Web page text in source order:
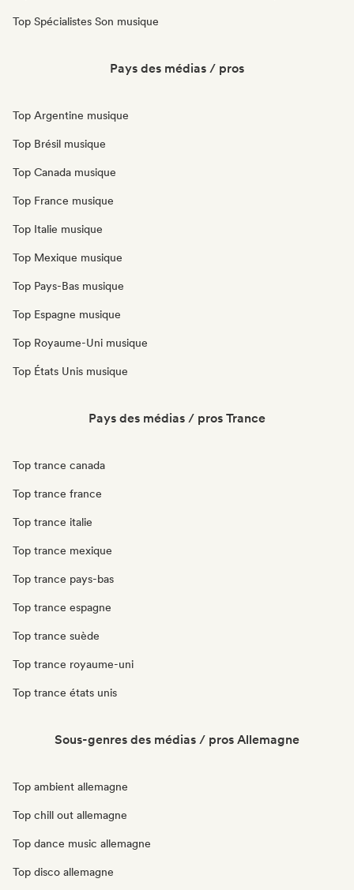
Top Spécialistes Son musique
Pays des médias / pros
Top Argentine musique
Top Brésil musique
Top Canada musique
Top France musique
Top Italie musique
Top Mexique musique
Top Pays-Bas musique
Top Espagne musique
Top Royaume-Uni musique
Top États Unis musique
Pays des médias / pros Trance
Top trance canada
Top trance france
Top trance italie
Top trance mexique
Top trance pays-bas
Top trance espagne
Top trance suède
Top trance royaume-uni
Top trance états unis
Sous-genres des médias / pros Allemagne
Top ambient allemagne
Top chill out allemagne
Top dance music allemagne
Top disco allemagne